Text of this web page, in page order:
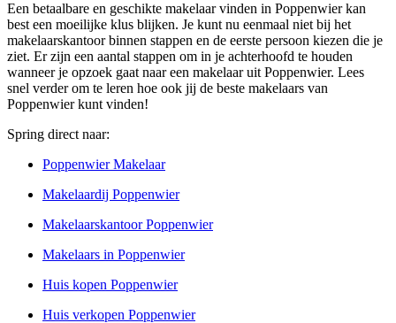
Een betaalbare en geschikte makelaar vinden in Poppenwier kan
best een moeilijke klus blijken. Je kunt nu eenmaal niet bij het
makelaarskantoor binnen stappen en de eerste persoon kiezen die je
ziet. Er zijn een aantal stappen om in je achterhoofd te houden
wanneer je opzoek gaat naar een makelaar uit Poppenwier. Lees
snel verder om te leren hoe ook jij de beste makelaars van
Poppenwier kunt vinden!
Spring direct naar:
Poppenwier Makelaar
Makelaardij Poppenwier
Makelaarskantoor Poppenwier
Makelaars in Poppenwier
Huis kopen Poppenwier
Huis verkopen Poppenwier